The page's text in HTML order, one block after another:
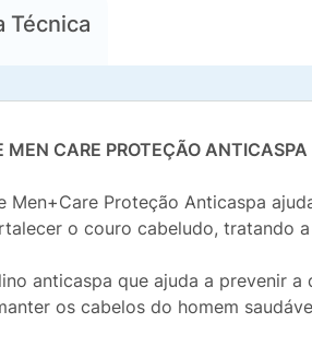
Técnica
MEN CARE PROTEÇÃO ANTICASPA
Men+Care Proteção Anticaspa
o couro cabeludo, tratando
anticaspa que ajuda a prevenir
os cabelos do homem